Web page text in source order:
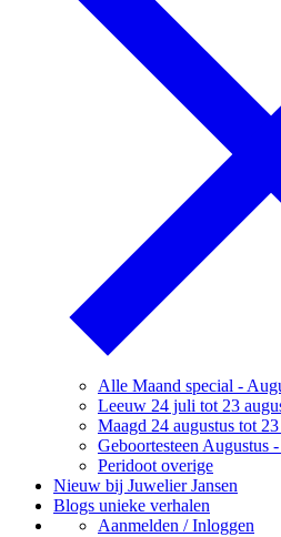
Alle Maand special -
Leeuw 24 juli tot 23
Maagd 24 augustus tot
Geboortesteen Augustus
Peridoot overige
Nieuw bij Juwelier Jansen
Blogs unieke verhalen
Aanmelden / Inloggen